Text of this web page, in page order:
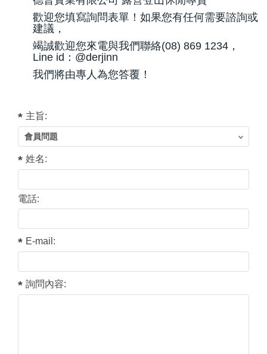
歡迎您填寫詢問表單！如果您有任何需要諮詢或
建議，
竭誠歡迎您來電與我們聯絡(08) 869 1234，
Line id：@derjinn
我們將由專人為您答覆！
主旨:
姓名:
電話:
E-mail:
詢問內容: